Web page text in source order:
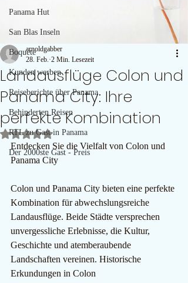
Panama Hut
San Blas Inseln
Boquete
Kunden werben
Reiseberichte über Panama
Behinderten Reisen
RTL zu Gast in Panama
Der 2000ste Gast - Preis
Landausflüge Colon und
Panama City: Ihre
perfekte Kombination
arnoldgabber
28. Feb. 2 Min. Lesezeit
Mit NaN von 5 Sternen bewertet.
Entdecken Sie die Vielfalt von Colon und
Panama City
Colon und Panama City bieten eine perfekte
Kombination für abwechslungsreiche
Landausflüge. Beide Städte versprechen
unvergessliche Erlebnisse, die Kultur,
Geschichte und atemberaubende
Landschaften vereinen. Historische
Erkundungen in Colon